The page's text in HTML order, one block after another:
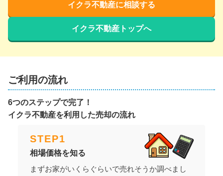
イクラ不動産に相談する
イクラ不動産トップへ
ご利用の流れ
6つのステップで完了！
イクラ不動産を利用した売却の流れ
STEP1
相場価格を知る
まずお家がいくらぐらいで売れそうか調べまし